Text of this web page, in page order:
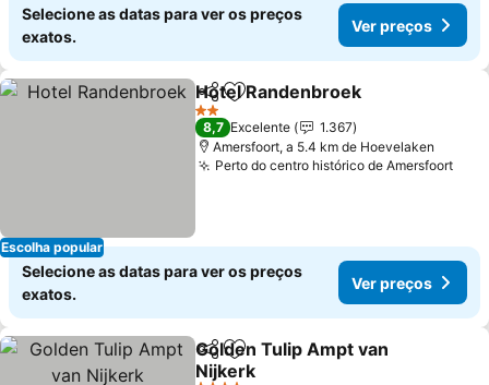
Selecione as datas para ver os preços
exatos.
Ver preços
Escolha popular
PartilharAdicionar aos favoritos
Hotel Randenbroek
2 Estrelas
8,7 Excelente
1.367
Amersfoort, a 5.4 km de Hoevelaken
Perto do centro histórico de Amersfoort
Selecione as datas para ver os preços
exatos.
Ver preços
PartilharAdicionar aos favoritos
Golden Tulip Ampt van
Nijkerk